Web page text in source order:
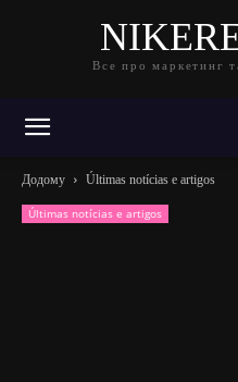
Все про маркетинг
Додому Últimas notícias e artigos
Últimas notícias e artigos